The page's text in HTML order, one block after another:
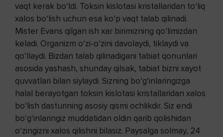
vaqt kerak bo‘ldi. Toksin kislotasi kristallaridan to‘liq
xalos bo‘lish uchun esa ko‘p vaqt talab qilinadi.
Mister Evans qilgan ish xar birimizning qo‘limizdan
keladi. Organizm o‘zi-o‘zini davolaydi, tiklaydi va
qo‘llaydi. Bizdan talab qilinadigani tabiat qonunlari
asosida yashash, shunday qilsak, tabiat bizni xayot
quvvatlari bilan siylaydi. Sizning bo‘g‘inlaringizga
halal berayotgan toksin kislotasi kristallaridan xalos
bo‘lish dasturining asosiy qismi ochlikdir. Siz endi
bo‘g‘inlaringiz muddatidan oldin qarib qolishidan
o‘zingizni xalos qilishni bilasiz. Paysalga solmay, 24